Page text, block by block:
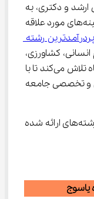
و دکتری، به
دانشجویان این امکان را می‌دهد تا در زمینه‌های مورد علاقه
پردرآمدترین رشته
کشاورزی،
نفت و گاز و صنعت و معدن، این دانشگاه تلاش می‌کند تا با
علمی و تخصصی جامعه
در جدول زیر، می‌توانید لیست کاملی از رشته‌های ارائه شده
یاسوج